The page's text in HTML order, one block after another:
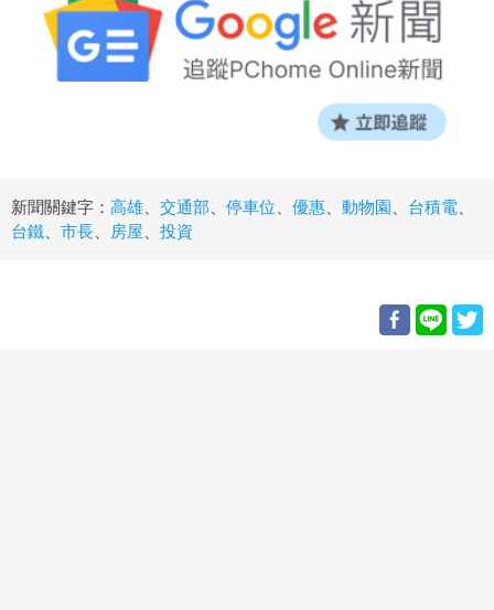
新聞關鍵字： 高雄 交通部 停車位 優惠 動物園 台積電
台鐵
市長 房屋 投資